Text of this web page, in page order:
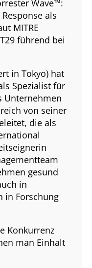
Wave™:
als
MITRE
führend bei
in Tokyo) hat
Spezialist für
Unternehmen
von seiner
die als
gesund
in
in Forschung
Konkurrenz
man Einhalt